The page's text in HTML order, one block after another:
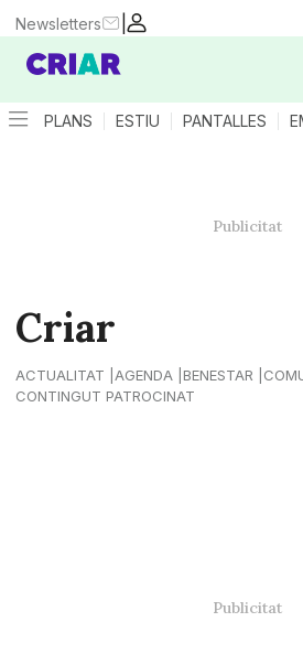
|
Newsletters
PLANS ESTIU PANTALLES
Criar
ACTUALITAT AGENDA BENESTAR
CONTINGUT PATROCINAT